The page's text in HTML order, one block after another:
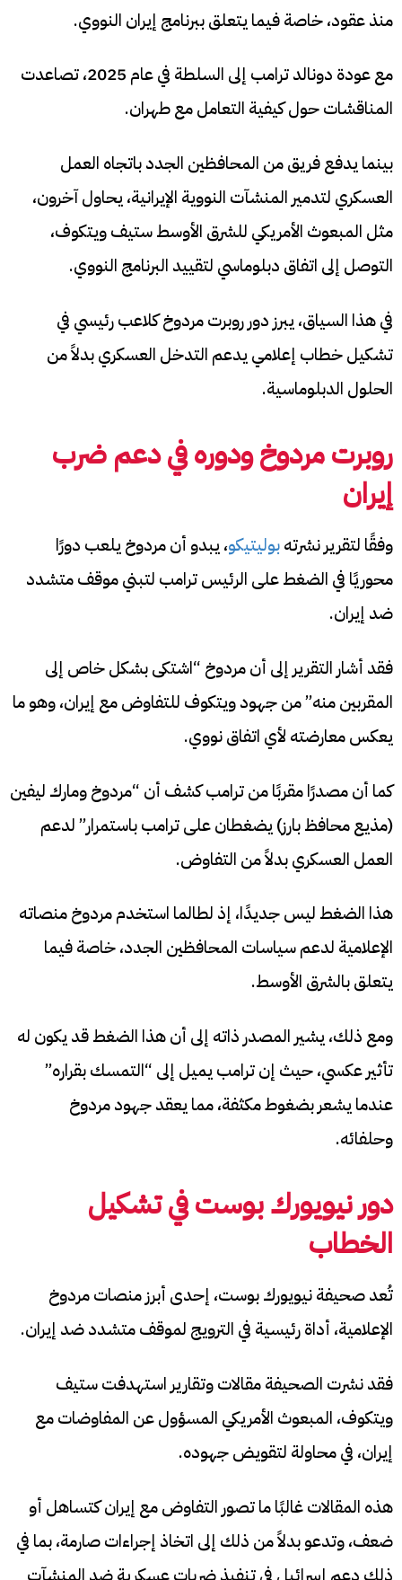
منذ عقود، خاصة فيما يتعلق ببرنامج إيران النووي.
مع عودة دونالد ترامب إلى السلطة في عام 2025، تصاعدت
المناقشات حول كيفية التعامل مع طهران.
بينما يدفع فريق من المحافظين الجدد باتجاه العمل
العسكري لتدمير المنشآت النووية الإيرانية، يحاول آخرون،
مثل المبعوث الأمريكي للشرق الأوسط ستيف ويتكوف،
التوصل إلى اتفاق دبلوماسي لتقييد البرنامج النووي.
في هذا السياق، يبرز دور روبرت مردوخ كلاعب رئيسي في
تشكيل خطاب إعلامي يدعم التدخل العسكري بدلاً من
الحلول الدبلوماسية.
روبرت مردوخ ودوره في دعم ضرب
إيران
وفقًا لتقرير نشرتهبوليتيكو، يبدو أن مردوخ يلعب دورًا
محوريًا في الضغط على الرئيس ترامب لتبني موقف متشدد
ضد إيران.
فقد أشار التقرير إلى أن مردوخ “اشتكى بشكل خاص إلى
المقربين منه” من جهود ويتكوف للتفاوض مع إيران، وهو ما
يعكس معارضته لأي اتفاق نووي.
كما أن مصدرًا مقربًا من ترامب كشف أن “مردوخ ومارك ليفين
(مذيع محافظ بارز) يضغطان على ترامب باستمرار” لدعم
العمل العسكري بدلاً من التفاوض.
هذا الضغط ليس جديدًا، إذ لطالما استخدم مردوخ منصاته
الإعلامية لدعم سياسات المحافظين الجدد، خاصة فيما
يتعلق بالشرق الأوسط.
ومع ذلك، يشير المصدر ذاته إلى أن هذا الضغط قد يكون له
تأثير عكسي، حيث إن ترامب يميل إلى “التمسك بقراره”
عندما يشعر بضغوط مكثفة، مما يعقد جهود مردوخ
وحلفائه.
دور نيويورك بوست في تشكيل
الخطاب
تُعد صحيفة نيويورك بوست، إحدى أبرز منصات مردوخ
الإعلامية، أداة رئيسية في الترويج لموقف متشدد ضد إيران.
فقد نشرت الصحيفة مقالات وتقارير استهدفت ستيف
ويتكوف، المبعوث الأمريكي المسؤول عن المفاوضات مع
إيران، في محاولة لتقويض جهوده.
هذه المقالات غالبًا ما تصور التفاوض مع إيران كتساهل أو
ضعف، وتدعو بدلاً من ذلك إلى اتخاذ إجراءات صارمة، بما في